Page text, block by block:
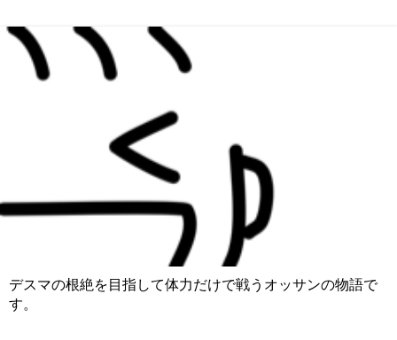
デスマの根絶を目指して体力だけで戦うオッサンの物語で
す。